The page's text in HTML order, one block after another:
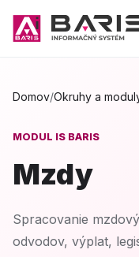
Domov/Okruhy a
MODUL IS BARIS
Mzdy
Spracovanie
odvodov, výplat,